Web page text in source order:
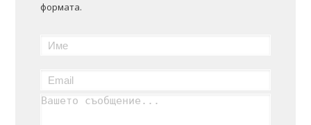
формата.